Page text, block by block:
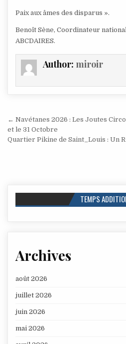
Paix aux âmes des disparus ».
Benoît Sène, Coordinateur
ABCDAIRES.
Author: miroir
Navigation
de
l’article
← Navétanes 2026 : Les Joutes
et le 31 Octobre
Quartier Pikine de Saint_Louis : Un
TEMPS
Archives
août 2026
juillet 2026
juin 2026
mai 2026